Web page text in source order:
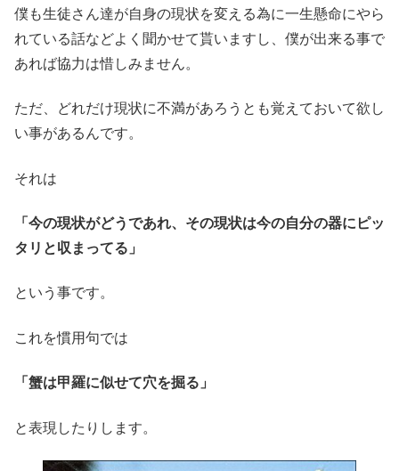
僕も生徒さん達が自身の現状を変える為に一生懸命にやら
れている話などよく聞かせて貰いますし、僕が出来る事で
あれば協力は惜しみません。
ただ、どれだけ現状に不満があろうとも覚えておいて欲し
い事があるんです。
それは
「今の現状がどうであれ、その現状は今の自分の器にピッ
タリと収まってる」
という事です。
これを慣用句では
「蟹は甲羅に似せて穴を掘る」
と表現したりします。